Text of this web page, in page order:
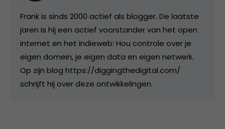
Frank is sinds 2000 actief als blogger. De laatste
jaren is hij een actief voorstander van het open
internet en het indieweb: Hou controle over je
eigen domein, je eigen data en eigen netwerk.
Op zijn blog https://diggingthedigital.com/
schrijft hij over deze ontwikkelingen.